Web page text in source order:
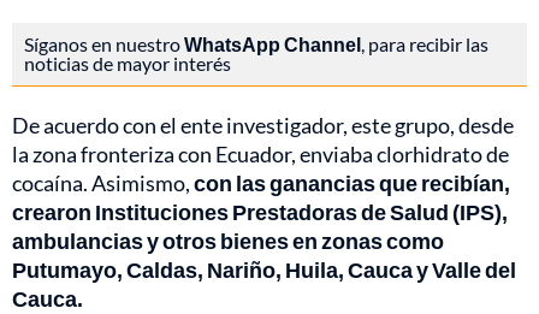
Síganos en nuestroWhatsApp Channel, para recibir las
noticias de mayor interés
De acuerdo con el ente investigador, este grupo, desde
la zona fronteriza con Ecuador, enviaba clorhidrato de
cocaína. Asimismo,con las ganancias que recibían,
crearon Instituciones Prestadoras de Salud (IPS),
ambulancias y otros bienes en zonas como
Putumayo, Caldas, Nariño, Huila, Cauca y Valle del
Cauca.